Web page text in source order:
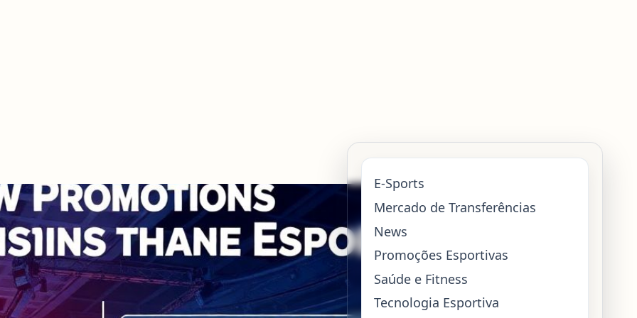
E-Sports
Mercado de Transferências
News
Promoções Esportivas
Saúde e Fitness
Tecnologia Esportiva